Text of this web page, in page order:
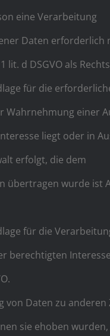
eine Verarbeitung
Daten erforderlich
lit. d DSGVO als
für die
Wahrnehmung einer
liegt oder in
erfolgt, die dem
übertragen wurde ist
für die
berechtigten
von Daten zu anderen
sie ehoben